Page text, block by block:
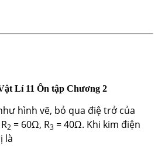
Lí 11 Ôn tập Chương 2
hình vẽ, bỏ qua điệ trở của
2 = 60Ω, R3 = 40Ω. Khi kim điện
là